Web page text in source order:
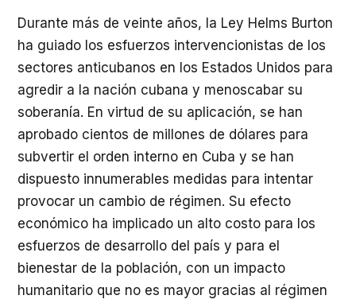
Durante más de veinte años, la Ley Helms Burton
ha guiado los esfuerzos intervencionistas de los
sectores anticubanos en los Estados Unidos para
agredir a la nación cubana y menoscabar su
soberanía. En virtud de su aplicación, se han
aprobado cientos de millones de dólares para
subvertir el orden interno en Cuba y se han
dispuesto innumerables medidas para intentar
provocar un cambio de régimen. Su efecto
económico ha implicado un alto costo para los
esfuerzos de desarrollo del país y para el
bienestar de la población, con un impacto
humanitario que no es mayor gracias al régimen